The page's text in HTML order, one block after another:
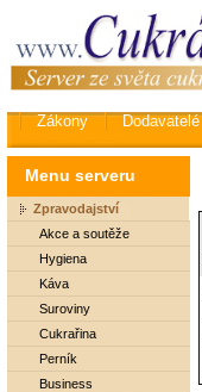
Zákony Dodavatelé
Menu serveru
Zpravodajství
Akce a soutěže
Hygiena
Káva
Suroviny
Cukrařina
Perník
Business